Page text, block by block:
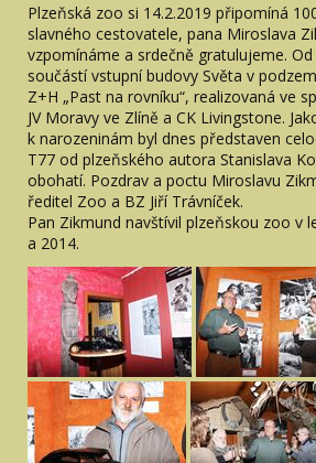
Plzeňská zoo si 14.2.2019 připomíná
slavného cestovatele, pana Miroslava
vzpomínáme a srdečně gratulujeme.
součástí vstupní budovy Světa v
Z+H „Past na rovníku“, realizovaná ve
JV Moravy ve Zlíně a CK Livingstone.
k narozeninám byl dnes představen
T77 od plzeňského autora Stanislava
obohatí. Pozdrav a poctu Miroslavu
ředitel Zoo a BZ Jiří Trávníček.
Pan Zikmund navštívil plzeňskou zoo v
a 2014.